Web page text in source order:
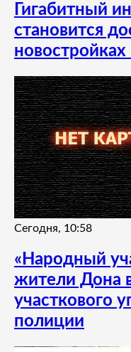
Гигабитный
становится
новостройках
Сегодня, 10:58
«Народный
жители Дона
участкового
полиции